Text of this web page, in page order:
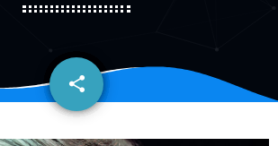
share
email